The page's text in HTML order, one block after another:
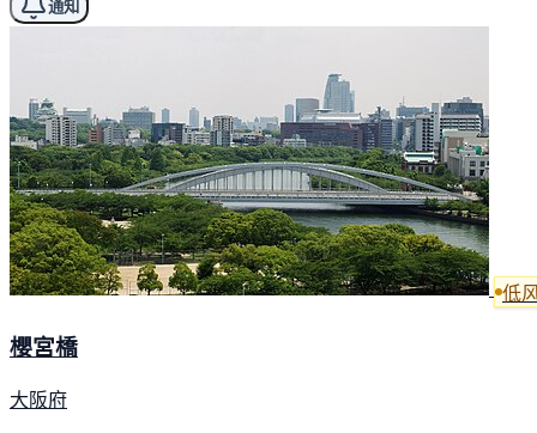
通知
低
櫻宮橋
大阪府